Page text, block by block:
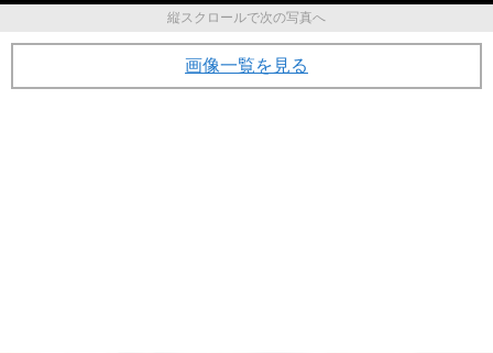
縦スクロールで次の写真へ
画像一覧を見る